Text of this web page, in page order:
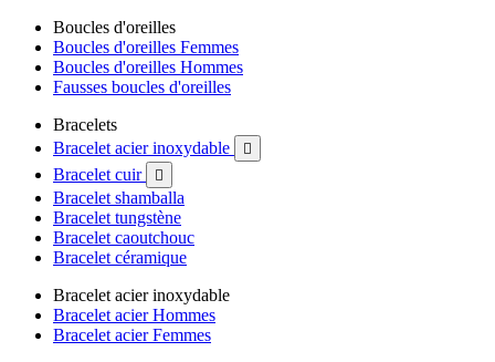
Boucles d'oreilles
Boucles d'oreilles Femmes
Boucles d'oreilles Hommes
Fausses boucles d'oreilles
Bracelets
Bracelet acier inoxydable

Bracelet cuir 
Bracelet shamballa
Bracelet tungstène
Bracelet caoutchouc
Bracelet céramique
Bracelet acier inoxydable
Bracelet acier Hommes
Bracelet acier Femmes